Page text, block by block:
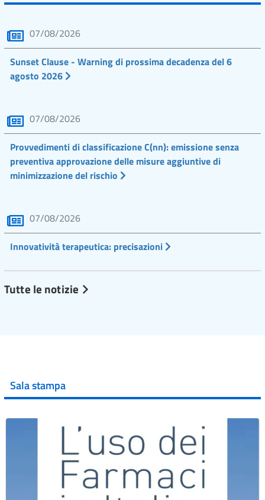
07/08/2026
Sunset Clause - Warning di prossima decadenza del 6
agosto 2026
07/08/2026
Provvedimenti di classificazione C(nn): emissione senza
preventiva approvazione delle misure aggiuntive di
minimizzazione del rischio
07/08/2026
Innovatività terapeutica: precisazioni
Tutte le notizie
Sala stampa